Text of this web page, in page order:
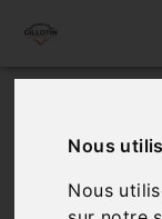
Nous
Nous